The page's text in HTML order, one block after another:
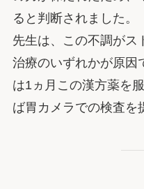
ると判断されました。
先生は、この不調がス
治療のいずれかが原因
は1ヵ月この漢方薬を
ば胃カメラでの検査を